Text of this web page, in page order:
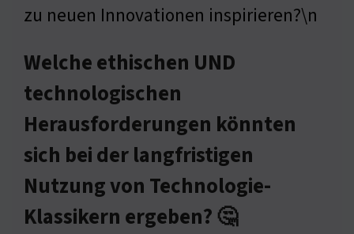
zu neuen Innovationen inspirieren?\n
Welche ethischen UND
technologischen
Herausforderungen könnten
sich bei der langfristigen
Nutzung von Technologie-
Klassikern ergeben? 🤔